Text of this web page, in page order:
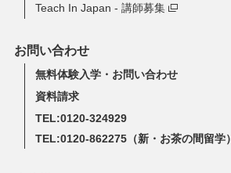
Teach In Japan - 講師募集
お問い合わせ
無料体験入学・お問い合わせ
資料請求
TEL:0120-324929
TEL:0120-862275（新・お茶の間留学）